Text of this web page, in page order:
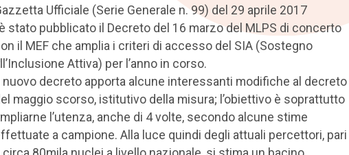
Ufficiale (Serie Generale n. 99) del 29 aprile 2017
stato pubblicato il Decreto del 16 marzo del MLPS di concerto
il MEF che amplia i criteri di accesso del SIA (Sostegno
Attiva) per l’anno in corso.
nuovo decreto apporta alcune interessanti modifiche al decreto
maggio scorso, istitutivo della misura; l’obiettivo è soprattutto
l’utenza, anche di 4 volte, secondo alcune stime
a campione. Alla luce quindi degli attuali percettori, pari